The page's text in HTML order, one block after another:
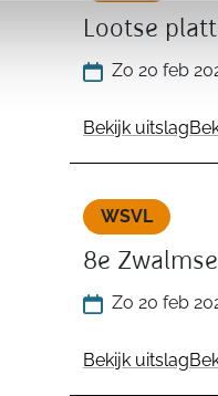
Lootse
Zo 20 feb
Bekijk uitslag
WSVL
8e
Zo 20 feb
Bekijk uitslag